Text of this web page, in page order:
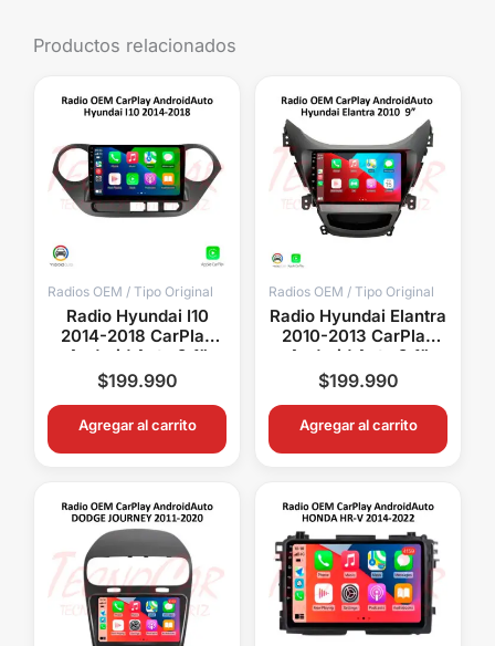
Productos relacionados
Radios OEM / Tipo Original
Radio Hyundai I10
2014-2018 CarPlay
Android Auto 9.1”
Pantalla OEM Android
15 Bluetooth GPS
$199.990
Agregar al carrito
Radios OEM / Tipo Original
Radio Hyundai Elantra
2010-2013 CarPlay
Android Auto 9.1”
Pantalla OEM
Bluetooth GPS WiFi
$199.990
Agregar al carrito